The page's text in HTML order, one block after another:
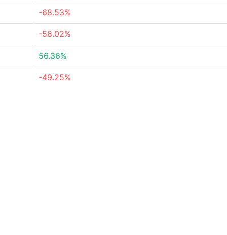
-68.53%
-58.02%
56.36%
-49.25%